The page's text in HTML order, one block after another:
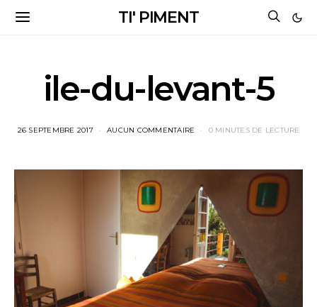
TI' PIMENT
ile-du-levant-5
26 SEPTEMBRE 2017 AUCUN COMMENTAIRE 0 MINUTES DE LECTURE